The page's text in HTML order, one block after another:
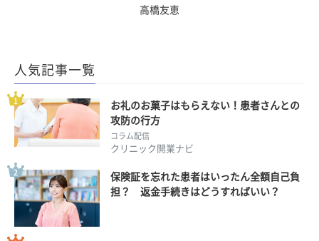
高橋友恵
人気記事一覧
お礼のお菓子はもらえない！患者さんとの
攻防の行方
コラム配信
クリニック開業ナビ
保険証を忘れた患者はいったん全額自己負
担？ 返金手続きはどうすればいい？